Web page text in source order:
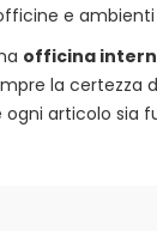
e ambienti
officina
la certezza
articolo sia